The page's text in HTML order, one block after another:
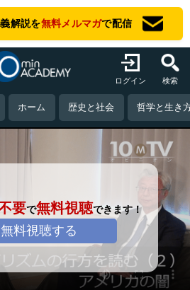
解説を無料メルマガで配信
ログイン 検索
ホーム 歴史と社会 哲学と生き
要で無料視聴できます！
料視聴する